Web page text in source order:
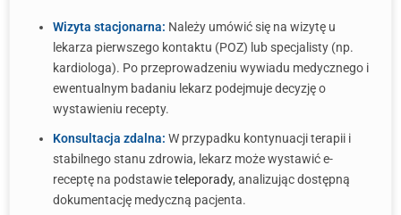
Wizyta stacjonarna: Należy umówić się na wizytę u
lekarza pierwszego kontaktu (POZ) lub specjalisty (np.
kardiologa). Po przeprowadzeniu wywiadu medycznego i
ewentualnym badaniu lekarz podejmuje decyzję o
wystawieniu recepty.
Konsultacja zdalna: W przypadku kontynuacji terapii i
stabilnego stanu zdrowia, lekarz może wystawić e-
receptę na podstawieteleporady, analizując dostępną
dokumentację medyczną pacjenta.